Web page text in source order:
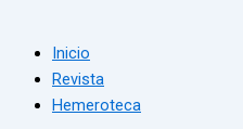
Inicio
Revista
Hemeroteca